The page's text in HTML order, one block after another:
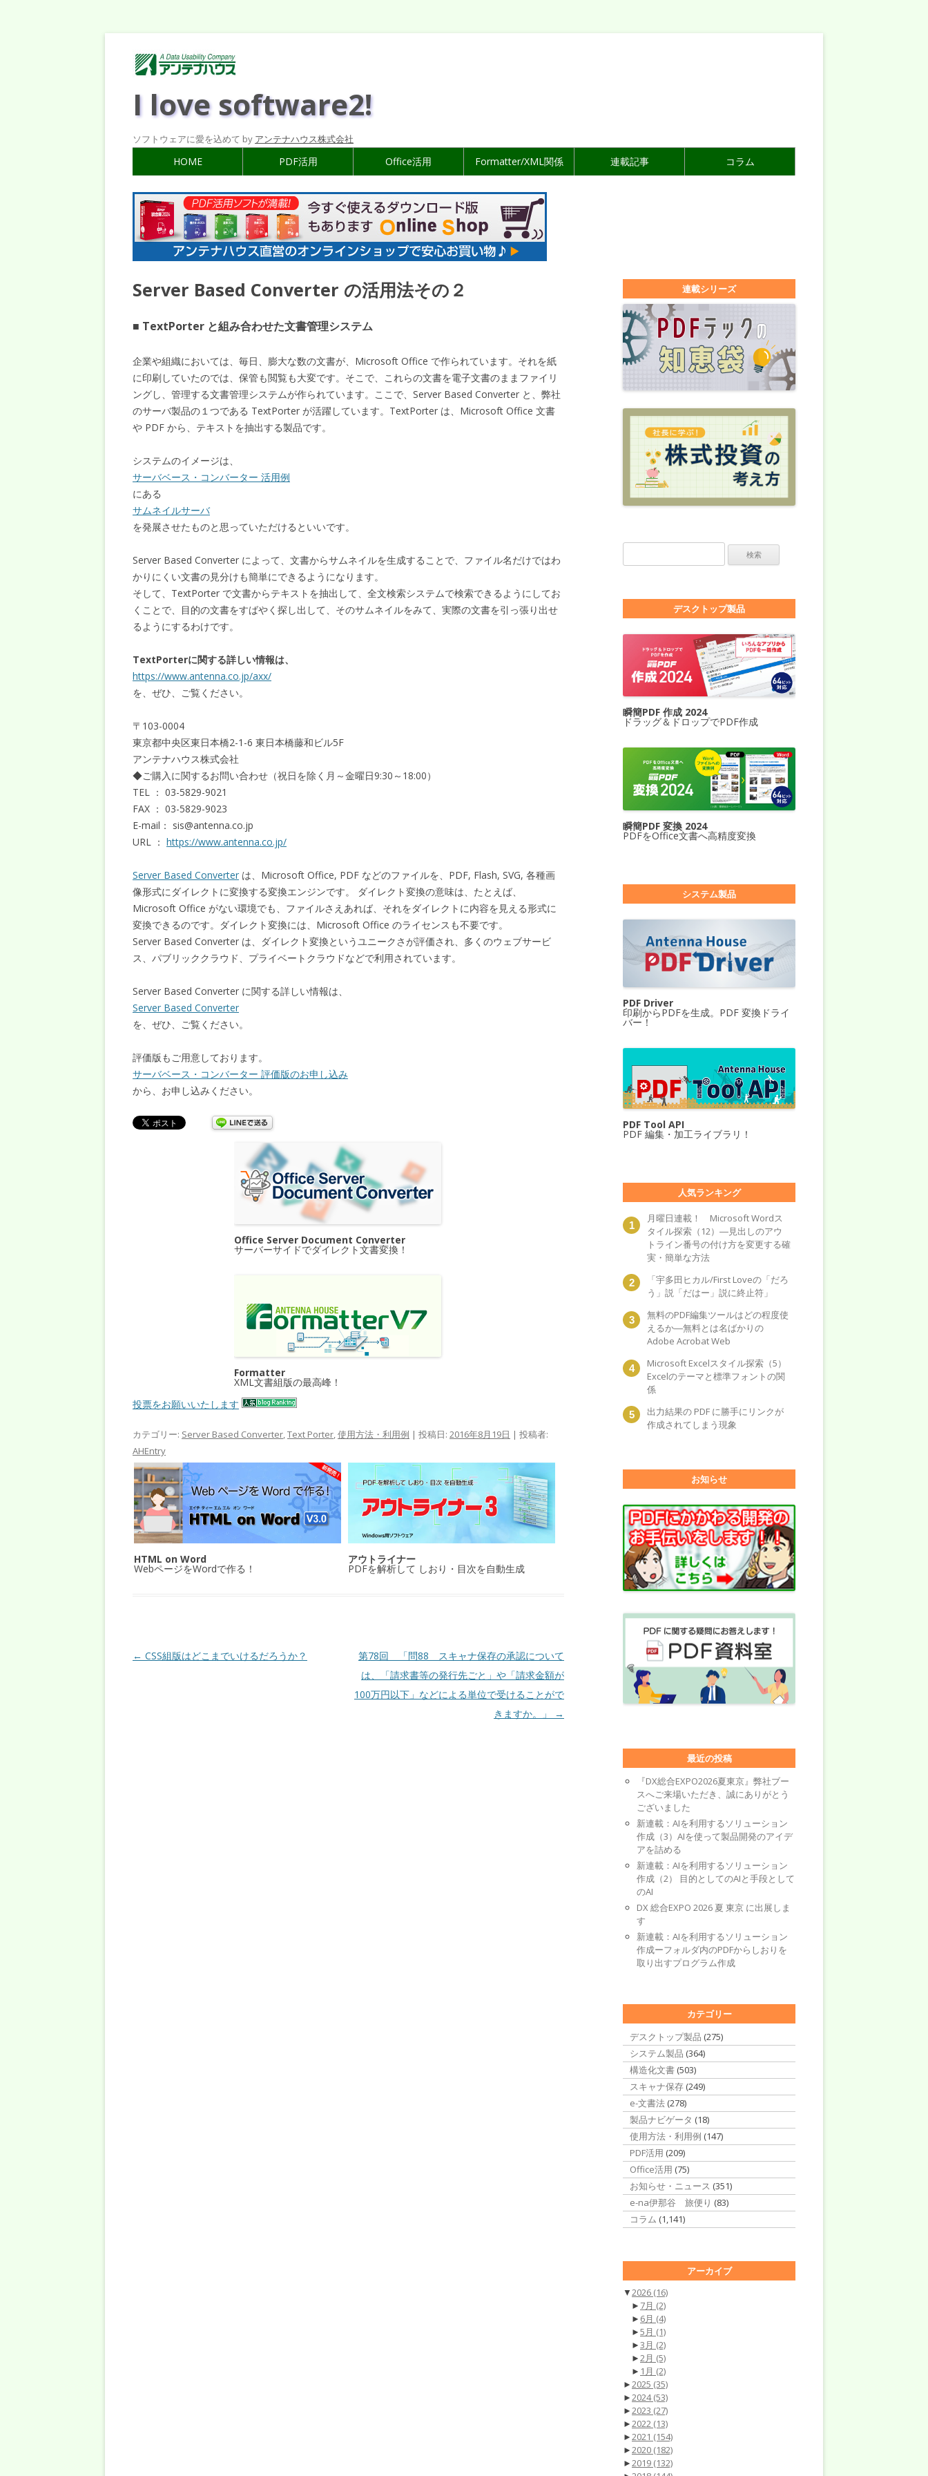
I love software2!
ソフトウェアに愛を込めて by アンテナハウス株式会社
HOME PDF活用 Office活用 Formatter/XML関係 連載記事 コラム
Server Based Converter の活用法その２
■ TextPorter と組み合わせた文書管理システム
企業や組織においては、毎日、膨大な数の文書が、Microsoft Office で作られています。それを紙
に印刷していたのでは、保管も閲覧も大変です。そこで、これらの文書を電子文書のままファイリ
ングし、管理する文書管理システムが作られています。ここで、Server Based Converter と、弊社
のサーバ製品の１つである TextPorter が活躍しています。TextPorter は、Microsoft Office 文書
や PDF から、テキストを抽出する製品です。
システムのイメージは、
サーバベース・コンバーター 活用例
にある
サムネイルサーバ
を発展させたものと思っていただけるといいです。
Server Based Converter によって、文書からサムネイルを生成することで、ファイル名だけではわ
かりにくい文書の見分けも簡単にできるようになります。
そして、TextPorter で文書からテキストを抽出して、全文検索システムで検索できるようにしてお
くことで、目的の文書をすばやく探し出して、そのサムネイルをみて、実際の文書を引っ張り出せ
るようにするわけです。
TextPorterに関する詳しい情報は、
https://www.antenna.co.jp/axx/
を、ぜひ、ご覧ください。
〒103-0004
東京都中央区東日本橋2-1-6 東日本橋藤和ビル5F
アンテナハウス株式会社
◆ご購入に関するお問い合わせ（祝日を除く月～金曜日9:30～18:00）
TEL ： 03-5829-9021
FAX ： 03-5829-9023
E-mail： sis@antenna.co.jp
URL ： https://www.antenna.co.jp/
Server Based Converter は、Microsoft Office, PDF などのファイルを、PDF, Flash, SVG, 各種画
像形式にダイレクトに変換する変換エンジンです。 ダイレクト変換の意味は、たとえば、
Microsoft Office がない環境でも、ファイルさえあれば、それをダイレクトに内容を見える形式に
変換できるのです。ダイレクト変換には、Microsoft Office のライセンスも不要です。
Server Based Converter は、ダイレクト変換というユニークさが評価され、多くのウェブサービ
ス、パブリッククラウド、プライベートクラウドなどで利用されています。
Server Based Converter に関する詳しい情報は、
Server Based Converter
を、ぜひ、ご覧ください。
評価版もご用意しております。
サーバベース・コンバーター 評価版のお申し込み
から、お申し込みください。
Office Server Document Converter
サーバーサイドでダイレクト文書変換！
Formatter
XML文書組版の最高峰！
投票をお願いいたします
カテゴリー: Server Based Converter,Text Porter,使用方法・利用例 | 投稿日: 2016年8月19日 | 投稿者:
AHEntry
HTML on Word
WebページをWordで作る！
アウトライナー
PDFを解析して しおり・目次を自動生成
投稿ナビゲーション
← CSS組版はどこまでいけるだろうか？
第78回 「問88 スキャナ保存の承認について
は、「請求書等の発行先ごと」や「請求金額が
100万円以下」などによる単位で受けることがで
きますか。」
→
連載シリーズ
デスクトップ製品
瞬簡PDF 作成 2024
ドラッグ＆ドロップでPDF作成
瞬簡PDF 変換 2024
PDFをOffice文書へ高精度変換
システム製品
PDF Driver
印刷からPDFを生成。PDF 変換ドライ
バー！
PDF Tool API
PDF 編集・加工ライブラリ！
人気ランキング
月曜日連載！ Microsoft Wordス
タイル探索（12）―見出しのアウ
トライン番号の付け方を変更する確
実・簡単な方法
「宇多田ヒカル/First Loveの「だろ
う」説「だはー」説に終止符」
無料のPDF編集ツールはどの程度使
えるか―無料とは名ばかりの
Adobe Acrobat Web
Microsoft Excelスタイル探索（5）
Excelのテーマと標準フォントの関
係
出力結果の PDF に勝手にリンクが
作成されてしまう現象
お知らせ
最近の投稿
『DX総合EXPO2026夏東京』弊社ブー
スへご来場いただき、誠にありがとう
ございました
新連載：AIを利用するソリューション
作成（3）AIを使って製品開発のアイデ
アを詰める
新連載：AIを利用するソリューション
作成（2） 目的としてのAIと手段として
のAI
DX 総合EXPO 2026 夏 東京 に出展しま
す
新連載：AIを利用するソリューション
作成ーフォルダ内のPDFからしおりを
取り出すプログラム作成
カテゴリー
デスクトップ製品 (275)
システム製品 (364)
構造化文書 (503)
スキャナ保存 (249)
e-文書法 (278)
製品ナビゲータ (18)
使用方法・利用例 (147)
PDF活用 (209)
Office活用 (75)
お知らせ・ニュース (351)
e-na伊那谷 旅便り (83)
コラム (1,141)
アーカイブ
▼2026 (16)
► 7月 (2)
► 6月 (4)
►5月 (1)
►3月 (2)
►2月 (5)
► 1月 (2)
►2025 (35)
►2024(53)
►2023 (27)
►2022 (13)
►2021 (154)
►2020 (182)
►2019 (132)